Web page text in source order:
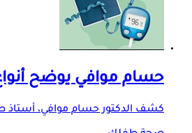
حسام موافي يوضح
كشف الدكتور حسام موافي، أستاذ